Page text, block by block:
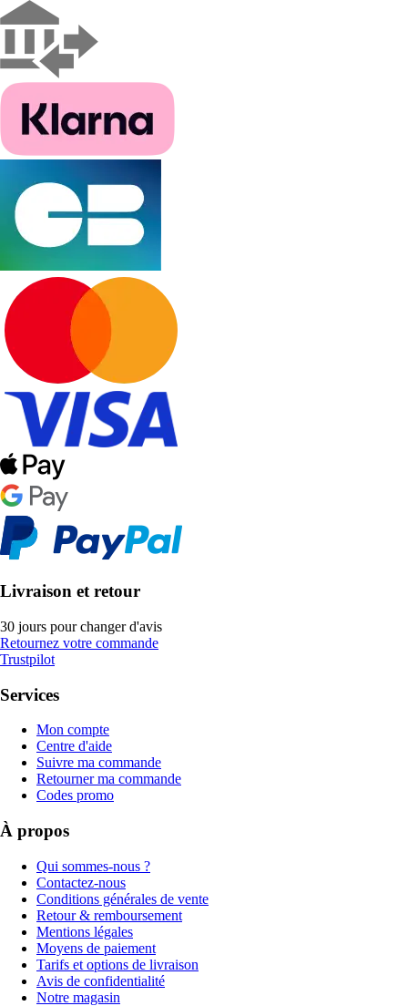
Livraison et retour
30 jours pour changer d'avis
Retournez votre commande
Trustpilot
Services
Mon compte
Centre d'aide
Suivre ma commande
Retourner ma commande
Codes promo
À propos
Qui sommes-nous ?
Contactez-nous
Conditions générales de vente
Retour & remboursement
Mentions légales
Moyens de paiement
Tarifs et options de livraison
Avis de confidentialité
Notre magasin